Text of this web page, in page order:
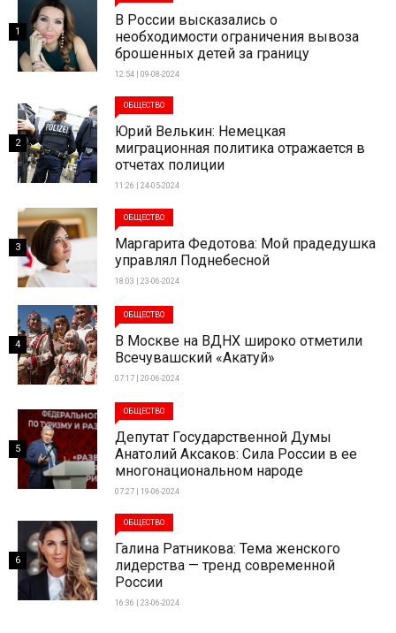
В России высказались о
необходимости ограничения вывоза
брошенных детей за границу
12:54 | 09-08-2024
1
ОБЩЕСТВО
Юрий Велькин: Немецкая
миграционная политика отражается в
отчетах полиции
11:26 | 24-05-2024
2
ОБЩЕСТВО
Маргарита Федотова: Мой прадедушка
управлял Поднебесной
18:03 | 23-06-2024
3
ОБЩЕСТВО
В Москве на ВДНХ широко отметили
Всечувашский «Акатуй»
07:17 | 20-06-2024
4
ОБЩЕСТВО
Депутат Государственной Думы
Анатолий Аксаков: Сила России в ее
многонациональном народе
07:27 | 19-06-2024
5
ОБЩЕСТВО
Галина Ратникова: Тема женского
лидерства — тренд современной
России
16:36 | 23-06-2024
6